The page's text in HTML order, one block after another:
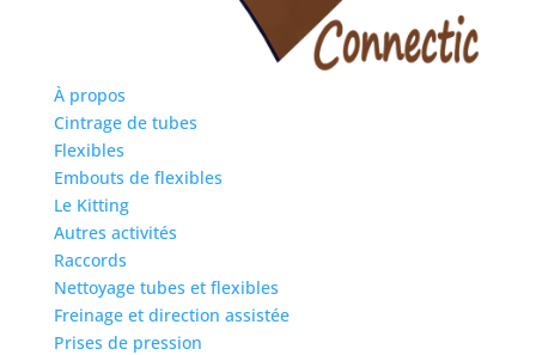
À propos
Cintrage de tubes
Flexibles
Embouts de flexibles
Le Kitting
Autres activités
Raccords
Nettoyage tubes et flexibles
Freinage et direction assistée
Prises de pression